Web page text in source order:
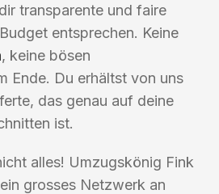
transparente und faire
entsprechen. Keine
, keine bösen
Ende. Du erhältst von uns
das genau auf deine
ist.
alles! Umzugskönig Fink
grosses Netzwerk an